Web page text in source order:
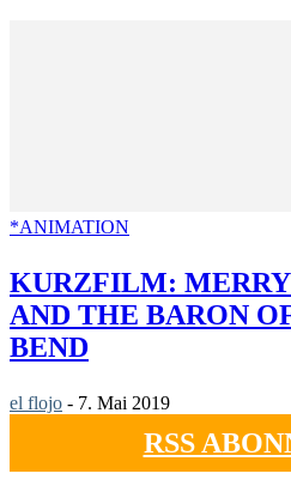
*ANIMATION
KURZFILM:
AND THE BARON
BEND
el flojo - 7. Mai 2019
RSS